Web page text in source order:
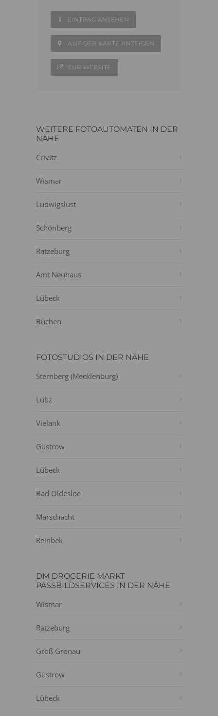
EINTRAG ANSEHEN
AUF DER KARTE ANZEIGEN
ZUR WEBSITE
WEITERE FOTOAUTOMATEN IN DER
NÄHE
Crivitz
Wismar
Ludwigslust
Schönberg
Ratzeburg
Amt Neuhaus
Lübeck
Büchen
FOTOSTUDIOS IN DER NÄHE
Sternberg (Mecklenburg)
Lübz
Vielank
Güstrow
Lübeck
Bad Oldesloe
Marschacht
Reinbek
DM DROGERIE MARKT
PASSBILDSERVICES IN DER NÄHE
Wismar
Ratzeburg
Groß Grönau
Güstrow
Lübeck